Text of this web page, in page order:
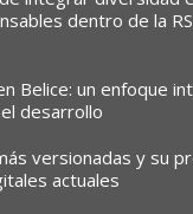
dentro de la
Belice: un enfoque
desarrollo
versionadas y su
actuales